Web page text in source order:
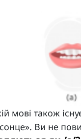
мові також
Ви не